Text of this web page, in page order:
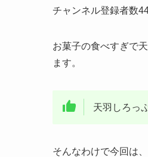
チャンネル登録者数
お菓子の食べすぎで
ます。
天羽しろっ
そんなわけで今回は、